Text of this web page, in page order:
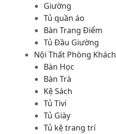
Giường
Tủ quần áo
Bàn Trang Điểm
Tủ Đầu Giường
Nội Thất Phòng Khách
Bàn Học
Bàn Trà
Kệ Sách
Tủ Tivi
Tủ Giày
Tủ kệ trang trí